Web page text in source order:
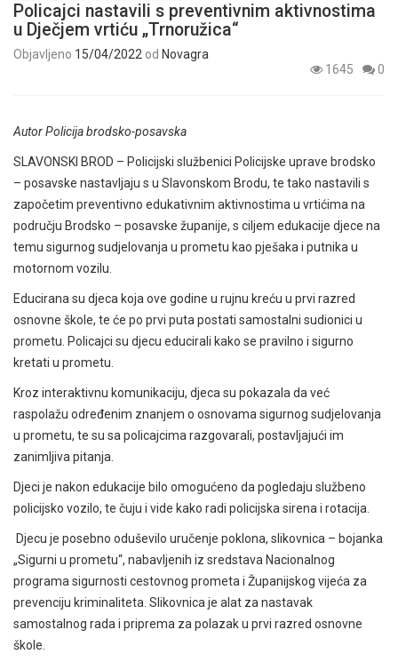
Policajci nastavili s preventivnim aktivnostima
u Dječjem vrtiću „Trnoružica“
Objavljeno 15/04/2022 od Novagra
1645
0
Autor Policija brodsko-posavska
SLAVONSKI BROD – Policijski službenici Policijske uprave brodsko
– posavske nastavljaju s u Slavonskom Brodu, te tako nastavili s
započetim preventivno edukativnim aktivnostima u vrtićima na
području Brodsko – posavske županije, s ciljem edukacije djece na
temu sigurnog sudjelovanja u prometu kao pješaka i putnika u
motornom vozilu.
Educirana su djeca koja ove godine u rujnu kreću u prvi razred
osnovne škole, te će po prvi puta postati samostalni sudionici u
prometu. Policajci su djecu educirali kako se pravilno i sigurno
kretati u prometu.
Kroz interaktivnu komunikaciju, djeca su pokazala da već
raspolažu određenim znanjem o osnovama sigurnog sudjelovanja
u prometu, te su sa policajcima razgovarali, postavljajući im
zanimljiva pitanja.
Djeci je nakon edukacije bilo omogućeno da pogledaju službeno
policijsko vozilo, te čuju i vide kako radi policijska sirena i rotacija.
Djecu je posebno oduševilo uručenje poklona, slikovnica – bojanka
„Sigurni u prometu“, nabavljenih iz sredstava Nacionalnog
programa sigurnosti cestovnog prometa i Županijskog vijeća za
prevenciju kriminaliteta. Slikovnica je alat za nastavak
samostalnog rada i priprema za polazak u prvi razred osnovne
škole.